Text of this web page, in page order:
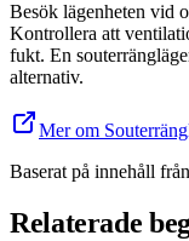
Besök lägenheten vid
Kontrollera att
fukt. En
alternativ.
Mer om
Baserat på innehåll från
Relaterade